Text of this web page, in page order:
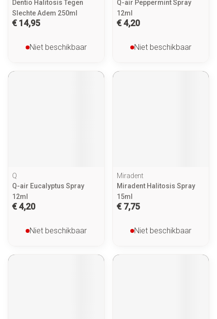
Dentio Halitosis Tegen
Slechte Adem 250ml
€ 14,95
Niet beschikbaar
Q-air Peppermint Spray
12ml
€ 4,20
Niet beschikbaar
Q
Q-air Eucalyptus Spray
12ml
€ 4,20
Niet beschikbaar
Miradent
Miradent Halitosis Spray
15ml
€ 7,75
Niet beschikbaar